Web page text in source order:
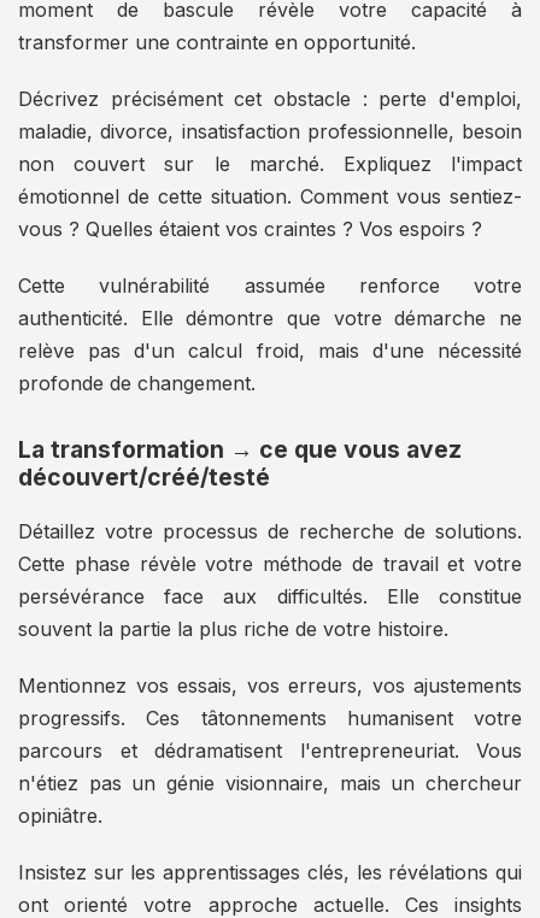
moment de bascule révèle votre capacité à
transformer une contrainte en opportunité.
Décrivez précisément cet obstacle : perte d'emploi,
maladie, divorce, insatisfaction professionnelle, besoin
non couvert sur le marché. Expliquez l'impact
émotionnel de cette situation. Comment vous sentiez-
vous ? Quelles étaient vos craintes ? Vos espoirs ?
Cette vulnérabilité assumée renforce votre
authenticité. Elle démontre que votre démarche ne
relève pas d'un calcul froid, mais d'une nécessité
profonde de changement.
La transformation → ce que vous avez
découvert/créé/testé
Détaillez votre processus de recherche de solutions.
Cette phase révèle votre méthode de travail et votre
persévérance face aux difficultés. Elle constitue
souvent la partie la plus riche de votre histoire.
Mentionnez vos essais, vos erreurs, vos ajustements
progressifs. Ces tâtonnements humanisent votre
parcours et dédramatisent l'entrepreneuriat. Vous
n'étiez pas un génie visionnaire, mais un chercheur
opiniâtre.
Insistez sur les apprentissages clés, les révélations qui
ont orienté votre approche actuelle. Ces insights